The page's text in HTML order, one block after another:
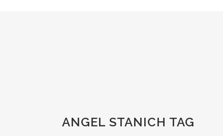
ANGEL STANICH TAG